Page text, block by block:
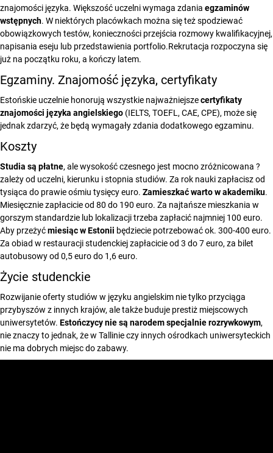
znajomości języka. Większość uczelni wymaga zdania egzaminów
wstępnych. W niektórych placówkach można się też spodziewać
obowiązkowych testów, konieczności przejścia rozmowy kwalifikacyjnej,
napisania eseju lub przedstawienia portfolio.Rekrutacja rozpoczyna się
już na początku roku, a kończy latem.
Egzaminy. Znajomość języka, certyfikaty
Estońskie uczelnie honorują wszystkie najważniejszecertyfikaty
znajomości języka angielskiego (IELTS, TOEFL, CAE, CPE), może się
jednak zdarzyć, że będą wymagały zdania dodatkowego egzaminu.
Koszty
Studia są płatne, ale wysokość czesnego jest mocno zróżnicowana ?
zależy od uczelni, kierunku i stopnia studiów. Za rok nauki zapłacisz od
tysiąca do prawie ośmiu tysięcy euro. Zamieszkać warto w akademiku.
Miesięcznie zapłacicie od 80 do 190 euro. Za najtańsze mieszkania w
gorszym standardzie lub lokalizacji trzeba zapłacić najmniej 100 euro.
Aby przeżyćmiesiąc w Estonii będziecie potrzebować ok. 300-400 euro.
Za obiad w restauracji studenckiej zapłacicie od 3 do 7 euro, za bilet
autobusowy od 0,5 euro do 1,6 euro.
Życie studenckie
Rozwijanie oferty studiów w języku angielskim nie tylko przyciąga
przybyszów z innych krajów, ale także buduje prestiż miejscowych
uniwersytetów. Estończycy nie są narodem specjalnie rozrywkowym,
nie znaczy to jednak, że w Tallinie czy innych ośrodkach uniwersyteckich
nie ma dobrych miejsc do zabawy.